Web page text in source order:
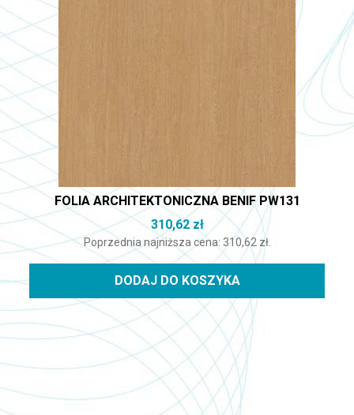
FOLIA ARCHITEKTONICZNA BENIF PW131
310,62 zł
Poprzednia najniższa cena: 310,62 zł.
DODAJ DO KOSZYKA